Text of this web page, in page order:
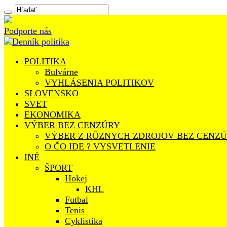
Podporte nás
POLITIKA
Bulvárne
VYHLÁSENIA POLITIKOV
SLOVENSKO
SVET
EKONOMIKA
VÝBER BEZ CENZÚRY
VÝBER Z RÔZNYCH ZDROJOV BEZ
O ČO IDE ? VYSVETLENIE
INÉ
ŠPORT
Hokej
KHL
Futbal
Tenis
Cyklistika